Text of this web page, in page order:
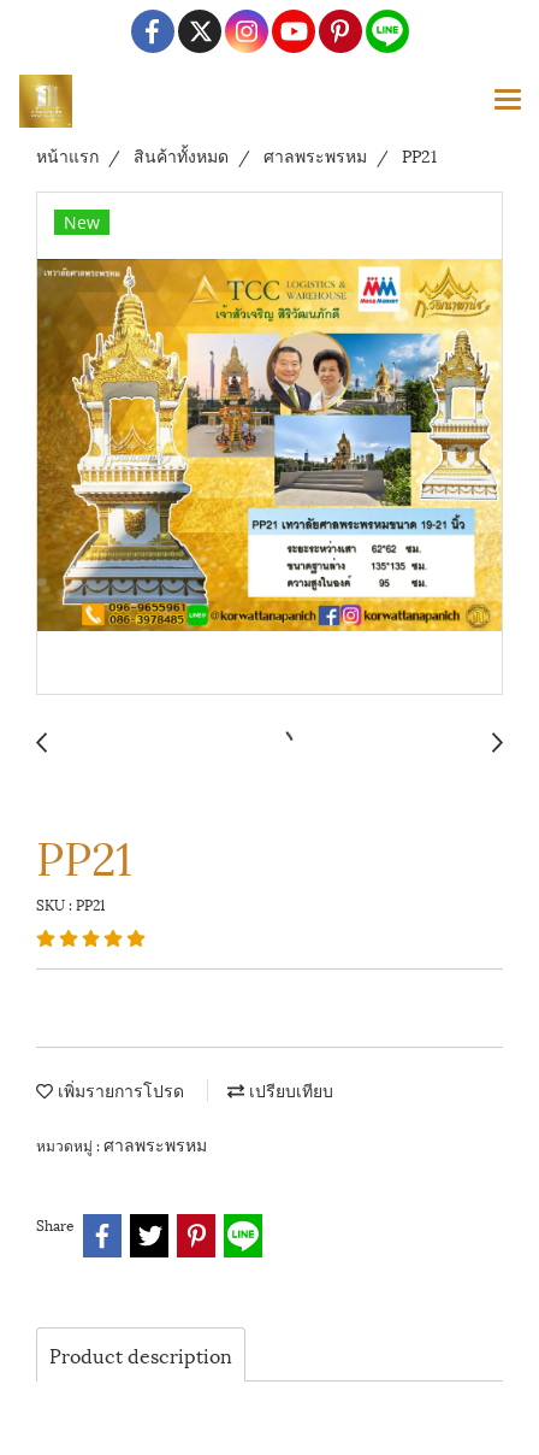
หน้าแรก สินค้าทั้งหมด ศาลพระพรหม PP21
New
PP21
SKU : PP21
เพิ่มรายการโปรด เปรียบเทียบ
หมวดหมู่ : ศาลพระพรหม
Share
Product description